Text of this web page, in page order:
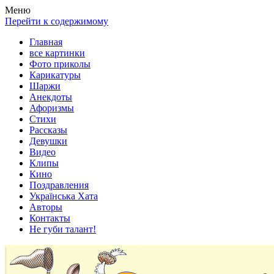
Весела хата — прикольные картинки, смешные истории, клипы!
Покажем всем ваши фото приколы, карикатуры, шаржи, стихи,
Меню
Перейти к содержимому
Главная
все картинки
Фото приколы
Карикатуры
Шаржи
Анекдоты
Афоризмы
Стихи
Рассказы
Девушки
Видео
Клипы
Кино
Поздравления
Українська Хата
Авторы
Контакты
Не губи талант!